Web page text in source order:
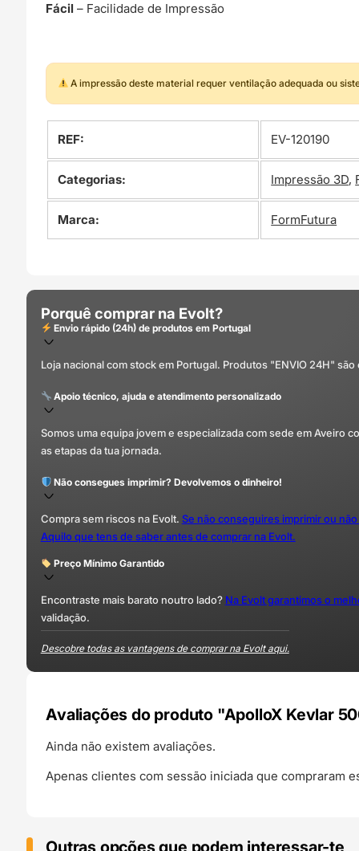
Fácil– Facilidade de Impressão
A impressão deste material requer ventilação adequada ou
REF: EV-120190
Categorias: Impressão 3D,
Marca: FormFutura
Porquê comprar na Evolt?
Envio rápido (24h) de produtos em Portugal
Loja nacional com stock em Portugal. Produtos "ENVIO 24H"
Apoio técnico, ajuda e atendimento personalizado
Somos uma equipa jovem e especializada com sede em Aveiro
as etapas da tua jornada.
Não consegues imprimir? Devolvemos o dinheiro!
Compra sem riscos na Evolt. Se não conseguires imprimir ou
Aquilo que tens de saber antes de comprar na Evolt.
Preço Mínimo Garantido
Encontraste mais barato noutro lado? Na Evolt garantimos o
validação.
Descobre todas as vantagens de comprar na Evolt aqui.
Avaliações do produto "ApolloX Kevlar
Ainda não existem avaliações.
Apenas clientes com sessão iniciada que compraram
Outras opções que podem interessar-te